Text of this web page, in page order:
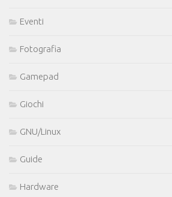
Eventi
Fotografia
Gamepad
Giochi
GNU/Linux
Guide
Hardware